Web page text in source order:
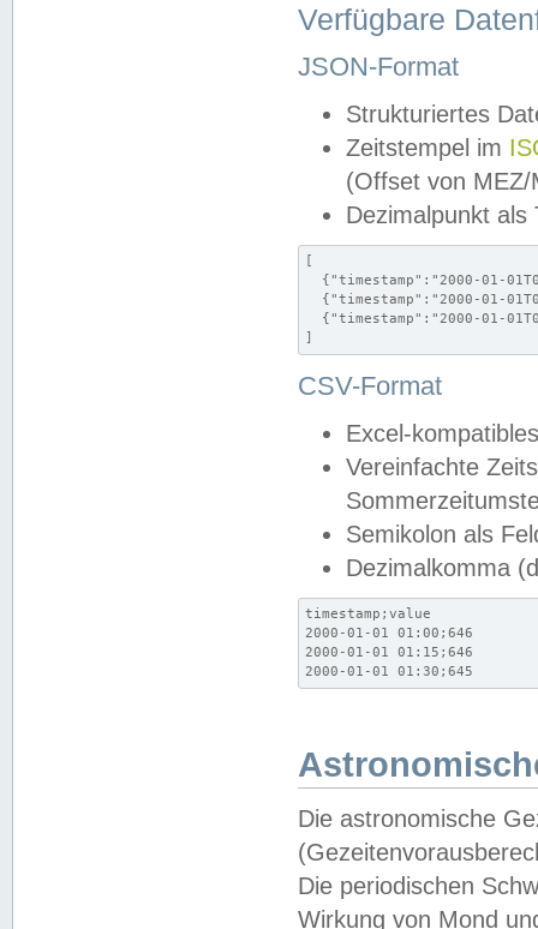
Verfügbare
JSON-Format
Strukturiertes
Zeitstempel im
(Offset von MEZ/
Dezimalpunkt als
[
{"timestamp":"2000-01-
{"timestamp":"2000-01-
{"timestamp":"2000-01-
]
CSV-Format
Excel-
Vereinfachte
Semikolon als
Dezimalkomma
timestamp;value
2000-01-01 01:00;646
2000-01-01 01:15;646
2000-01-01 01:30;645
Die astronomische
Die periodischen
Wirkung von Mond